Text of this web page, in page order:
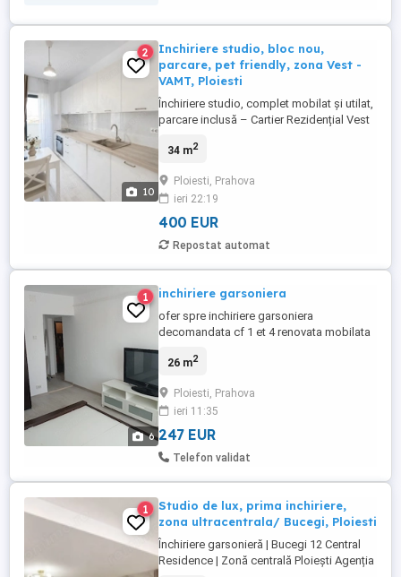
10
2
Inchiriere studio, bloc nou,
parcare, pet friendly, zona Vest -
VAMT, Ploiesti
Închiriere studio, complet mobilat și utilat,
parcare inclusă – Cartier Rezidențial Vest
situat la etajul 8 din 8, într-un bloc nou cu
are o suprafață utilă de 34 mp și se
închiriază complet mobilat și utilat, fiind
ideal ...
34 m2
Ploiesti, Prahova
ieri 22:19
400 EUR
Repostat automat
6
1 inchiriere garsoniera
ofer spre inchiriere garsoniera
decomandata cf 1 et 4 renovata mobilata
26 m2
Ploiesti, Prahova
ieri 11:35
247 EUR
Telefon validat
1
Studio de lux, prima inchiriere,
zona ultracentrala/ Bucegi, Ploiesti
Închiriere garsonieră | Bucegi 12 Central
Residence | Zonă centrală Ploiești Agenția